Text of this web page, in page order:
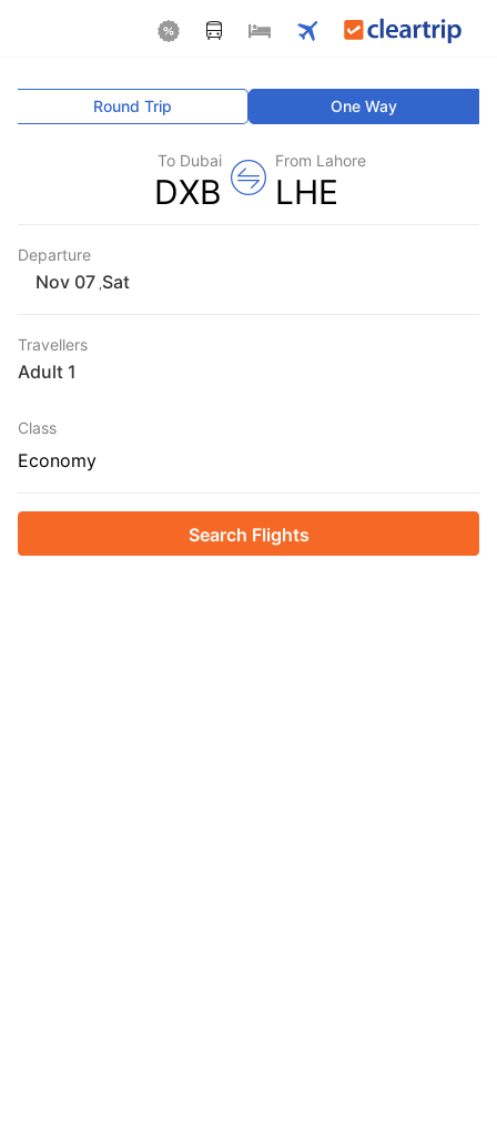
One Way
Round Trip
From Lahore
LHE
To Dubai
DXB
Departure
Sat
Travellers
1 Adult
Class
Economy